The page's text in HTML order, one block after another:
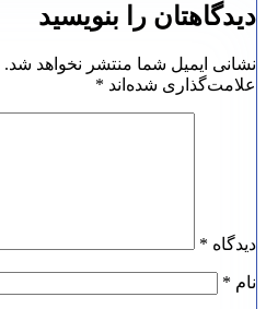
دیدگاهتان را بنویسید
نشانی ایمیل شما منتشر نخواهد شد.
علامت‌گذاری شده‌اند *
دیدگاه *
نام *